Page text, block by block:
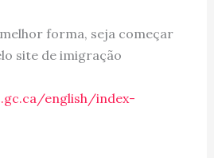
forma, seja começar
site de imigração
english/index-